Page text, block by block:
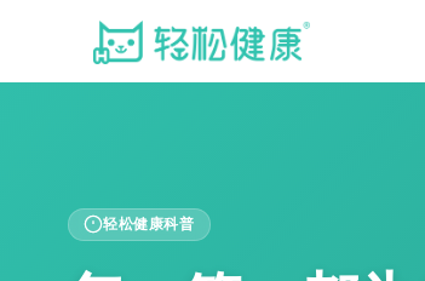
轻松健康科普